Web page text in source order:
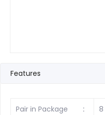
Features
Pair in Package : 8